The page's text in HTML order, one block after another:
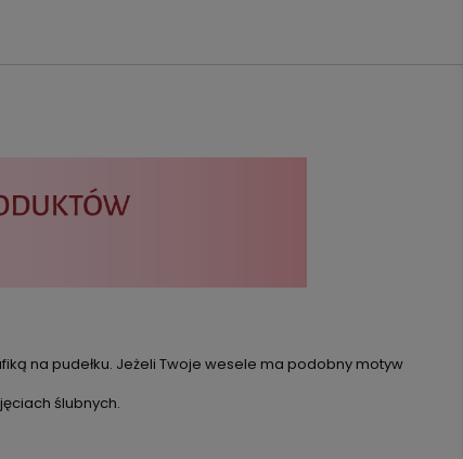
na pudełku. Jeżeli Twoje wesele ma podobny motyw
ślubnych.